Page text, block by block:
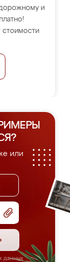
и
или
данных